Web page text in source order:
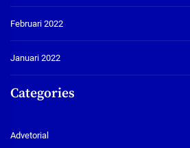
Februari 2022
Januari 2022
Categories
Advetorial